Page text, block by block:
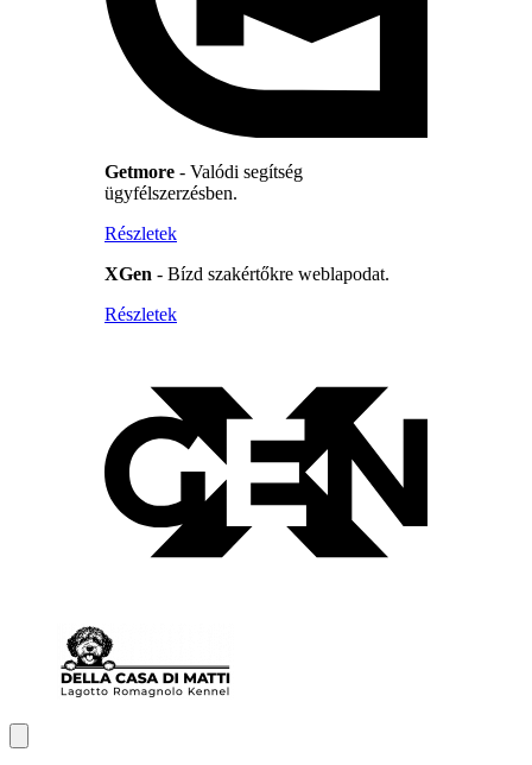
Getmore - Valódi segítség
ügyfélszerzésben.
Részletek
XGen - Bízd szakértőkre weblapodat.
Részletek